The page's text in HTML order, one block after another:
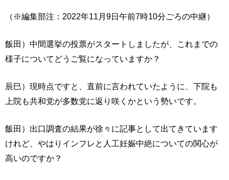
（※編集部注：2022年11月9日午前7時10分ごろの中継）
飯田）中間選挙の投票がスタートしましたが、これまでの
様子についてどうご覧になっていますか？
辰巳）現時点ですと、直前に言われていたように、下院も
上院も共和党が多数党に返り咲くかという勢いです。
飯田）出口調査の結果が徐々に記事として出てきています
けれど、やはりインフレと人工妊娠中絶についての関心が
高いのですか？